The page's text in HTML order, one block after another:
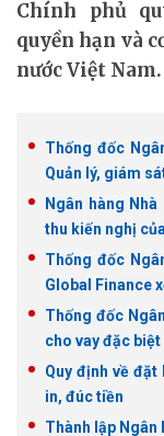
Chính phủ
quyền hạn và
nước Việt Nam.
Thống đốc
Quản lý, giám
Ngân hàng
thu kiến nghị
Thống đốc
Global Finance
Thống đốc
cho vay đặc biệt
Quy định về
in, đúc tiền
Thành lập Ngân